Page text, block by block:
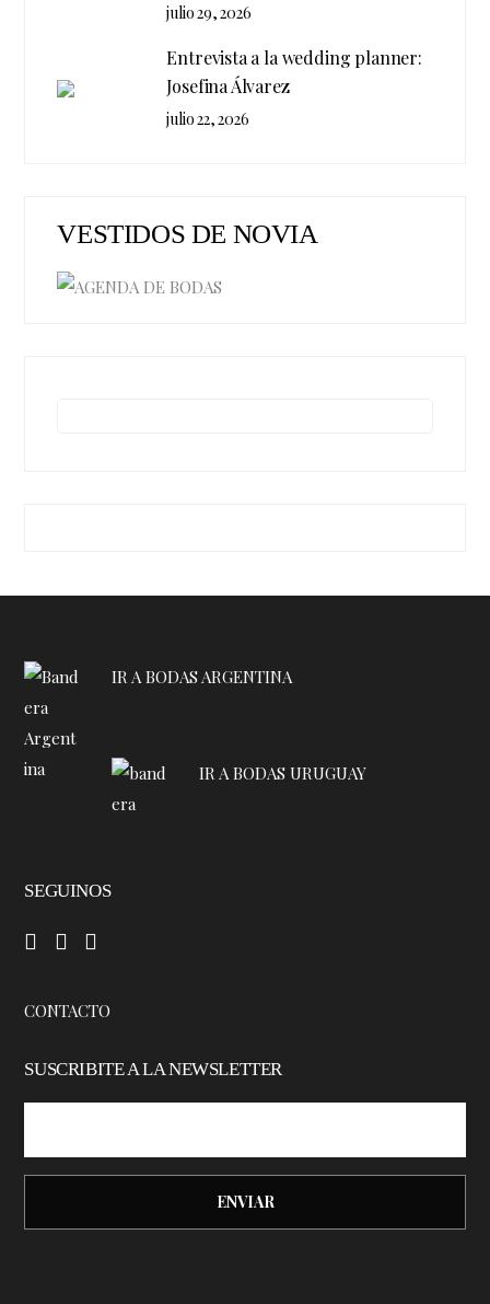
julio 29, 2026
Entrevista a la wedding planner:
Josefina Álvarez
julio 22, 2026
VESTIDOS DE NOVIA
IR A BODAS ARGENTINA
IR A BODAS URUGUAY
SEGUINOS
CONTACTO
SUSCRIBITE A LA NEWSLETTER